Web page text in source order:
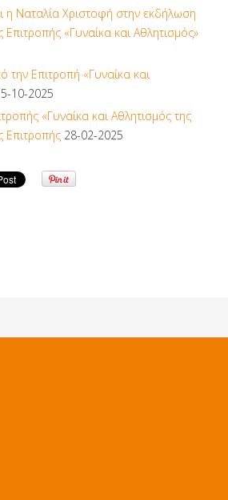
η Ναταλία Χριστοφή στην εκδήλωση
«Γυναίκα και Αθλητισμός»
την Επιτροπή «Γυναίκα και
10-2025
«Γυναίκα και Αθλητισμός της
Επιτροπής 28-02-2025